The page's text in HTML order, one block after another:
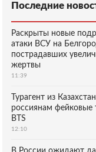
Последние
Раскрыты новые
атаки ВСУ на
пострадавших
жертвы
11:39
Турагент из
россиянам фейковые
BTS
12:10